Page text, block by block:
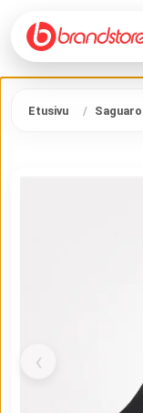
Etusivu Saguaro
‹